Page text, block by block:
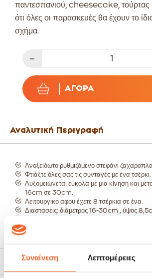
Συναίνεση Λεπτομέρειες
παντεσπανιού, cheesecake, τούρτας
ότι όλες οι παρασκευές θα έχουν το
σχήμα.
ΑΓΟΡΆ
Αναλυτική Περιγραφή
Ανοξείδωτο ρυθμιζόμενο στεφάνι
Φτιάξτε όλες σας τις συνταγές με ένα τσέρκι.
Αυξομειώνεται εύκολα με μια κίνηση και
16cm σε 30cm.
Λειτουργικό αφου έχετε 8 τσέρκια σε ένα.
Διαστάσεις: διάμετρος 16-30cm , ύψος
Χαρακτηριστικά